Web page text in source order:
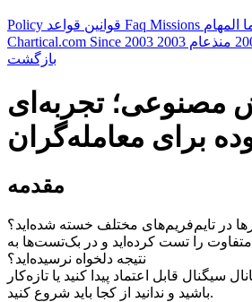
Policy قوانین قواعد Faq Missions المهام
Chartical.com Since 2003
منذعام 2003
بازگشت
مصنوعی؛ تجربه‌ای
برای معامله‌گران
مقدمه
در تایم‌فریم‌های مختلف خسته شده‌اید؟
متفاوت را تست کرده‌اید و در بک‌تست‌ها به
نتیجه دلخواه نرسیده‌اید؟
سیگنال قابل اعتماد پیدا کنید یا تازه‌کار
باشید و ندانید از کجا باید شروع کنید.